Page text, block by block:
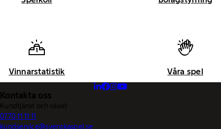
Vinnarstatistik Våra spel
Kontakta oss
Kundtjänst och växel:
0770-11 11 11
kundservice@svenskaspel.se